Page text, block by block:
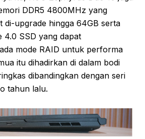
DDR5 4800MHz yang
di-upgrade hingga 64GB serta
4.0 SSD yang dapat
mode RAID untuk performa
itu dihadirkan di dalam bodi
dibandingkan dengan seri
tahun lalu.